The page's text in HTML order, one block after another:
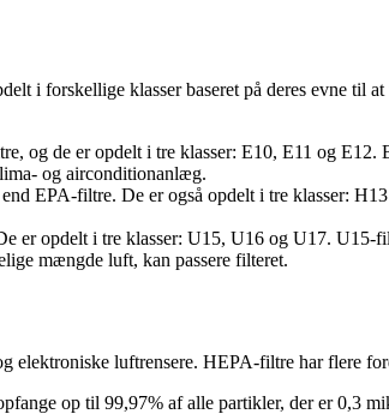
i forskellige klasser baseret på deres evne til
og de er opdelt i tre klasser: E10, E11 og
og airconditionanlæg.
EPA-filtre. De er også opdelt i tre klasser:
er opdelt i tre klasser: U15, U16 og U17.
mængde luft, kan passere filteret.
elektroniske luftrensere. HEPA-filtre har flere
op til 99,97% af alle partikler, der er 0,3